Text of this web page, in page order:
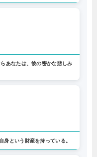
あなたは、彼の密かな悲しみ
身という財産を持っている。